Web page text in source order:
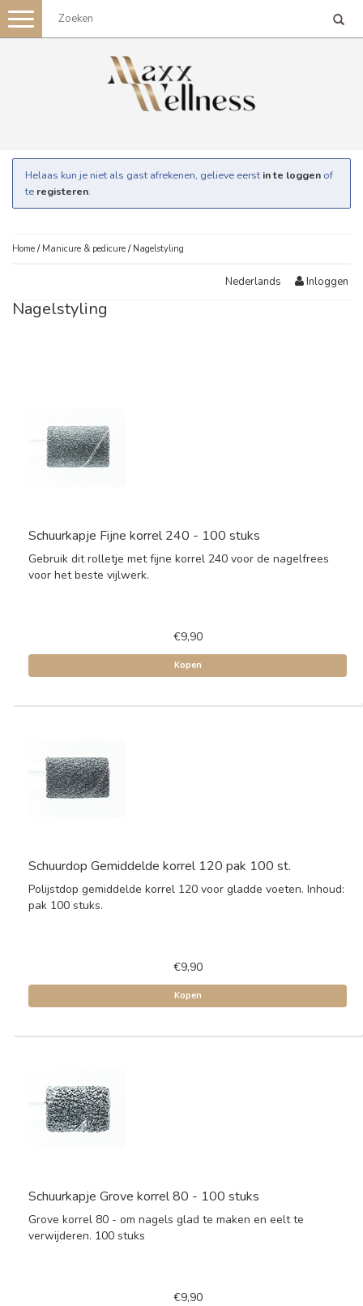
Toggle
navigation
Helaas kun je niet als gast afrekenen, gelieve eerst in te loggen of
te registeren.
Home / Manicure & pedicure / Nagelstyling
Nederlands Inloggen
Nagelstyling
Schuurkapje Fijne korrel 240 - 100 stuks
Gebruik dit rolletje met fijne korrel 240 voor de nagelfrees
voor het beste vijlwerk.
€9,90
Kopen
Schuurdop Gemiddelde korrel 120 pak 100 st.
Polijstdop gemiddelde korrel 120 voor gladde voeten. Inhoud:
pak 100 stuks.
€9,90
Kopen
Schuurkapje Grove korrel 80 - 100 stuks
Grove korrel 80 - om nagels glad te maken en eelt te
verwijderen. 100 stuks
€9,90